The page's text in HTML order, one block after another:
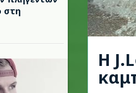
στη
H